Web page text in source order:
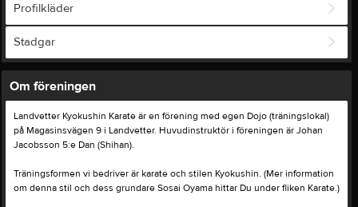
Profilkläder
Stadgar
Om föreningen
Landvetter Kyokushin Karate är en förening med egen Dojo (träningslokal)
på Magasinsvägen 9 i Landvetter. Huvudinstruktör i föreningen är Johan
Jacobsson 5:e Dan (Shihan).
Träningsformen vi bedriver är karate och stilen Kyokushin. (Mer information
om denna stil och dess grundare Sosai Oyama hittar Du under fliken Karate.)